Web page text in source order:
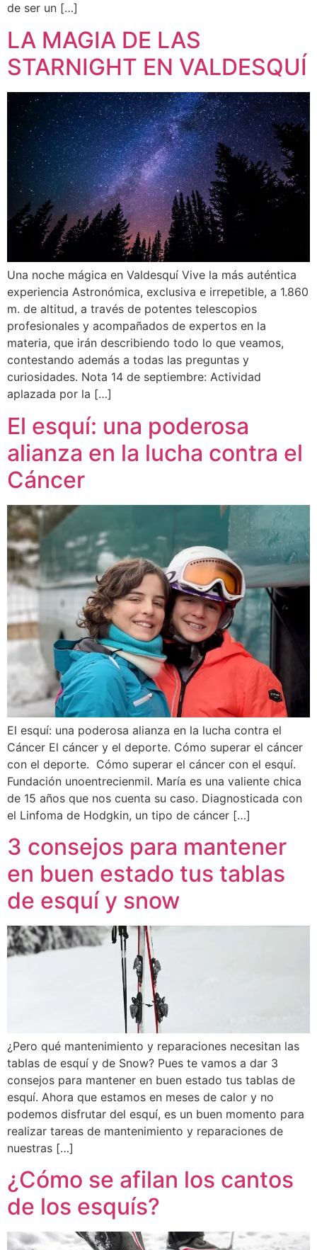
de ser un […]
LA MAGIA DE LAS
STARNIGHT EN VALDESQUÍ
Una noche mágica en Valdesquí Vive la más auténtica
experiencia Astronómica, exclusiva e irrepetible, a 1.860
m. de altitud, a través de potentes telescopios
profesionales y acompañados de expertos en la
materia, que irán describiendo todo lo que veamos,
contestando además a todas las preguntas y
curiosidades. Nota 14 de septiembre: Actividad
aplazada por la […]
El esquí: una poderosa
alianza en la lucha contra el
Cáncer
El esquí: una poderosa alianza en la lucha contra el
Cáncer El cáncer y el deporte. Cómo superar el cáncer
con el deporte. Cómo superar el cáncer con el esquí.
Fundación unoentrecienmil. María es una valiente chica
de 15 años que nos cuenta su caso. Diagnosticada con
el Linfoma de Hodgkin, un tipo de cáncer […]
3 consejos para mantener
en buen estado tus tablas
de esquí y snow
¿Pero qué mantenimiento y reparaciones necesitan las
tablas de esquí y de Snow? Pues te vamos a dar 3
consejos para mantener en buen estado tus tablas de
esquí. Ahora que estamos en meses de calor y no
podemos disfrutar del esquí, es un buen momento para
realizar tareas de mantenimiento y reparaciones de
nuestras […]
¿Cómo se afilan los cantos
de los esquís?